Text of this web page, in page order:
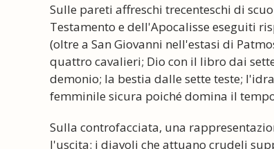
Sulle pareti affreschi trecenteschi di
Testamento e dell'Apocalisse eseguiti
(oltre a San Giovanni nell'estasi di
quattro cavalieri; Dio con il libro dai
demonio; la bestia dalle sette teste;
femminile sicura poiché domina il
Sulla controfacciata, una
l'uscita: i diavoli che attuano crudeli